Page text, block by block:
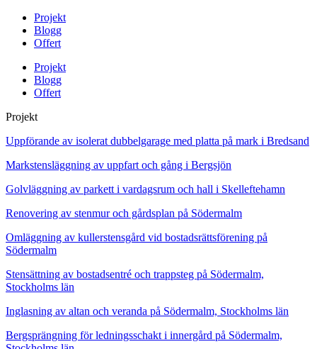
Projekt
Blogg
Offert
Projekt
Blogg
Offert
Projekt
Uppförande av isolerat dubbelgarage med platta på mark i Bredsand
Markstensläggning av uppfart och gång i Bergsjön
Golvläggning av parkett i vardagsrum och hall i Skelleftehamn
Renovering av stenmur och gårdsplan på Södermalm
Omläggning av kullerstensgård vid bostadsrättsförening på
Södermalm
Stensättning av bostadsentré och trappsteg på Södermalm,
Stockholms län
Inglasning av altan och veranda på Södermalm, Stockholms län
Bergsprängning för ledningsschakt i innergård på Södermalm,